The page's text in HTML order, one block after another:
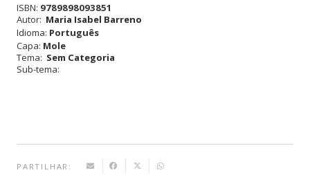
Vento
ISBN: 9789898093851
Autor: Maria Isabel Barreno
Idioma: Português
Capa: Mole
Tema: Sem Categoria
Sub-tema:
PARTILHAR: